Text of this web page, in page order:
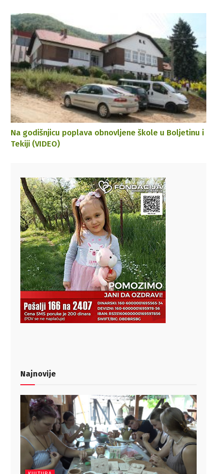
Na godišnjicu poplava obnovljene škole u Boljetinu i
Tekiji (VIDEO)
Najnovije